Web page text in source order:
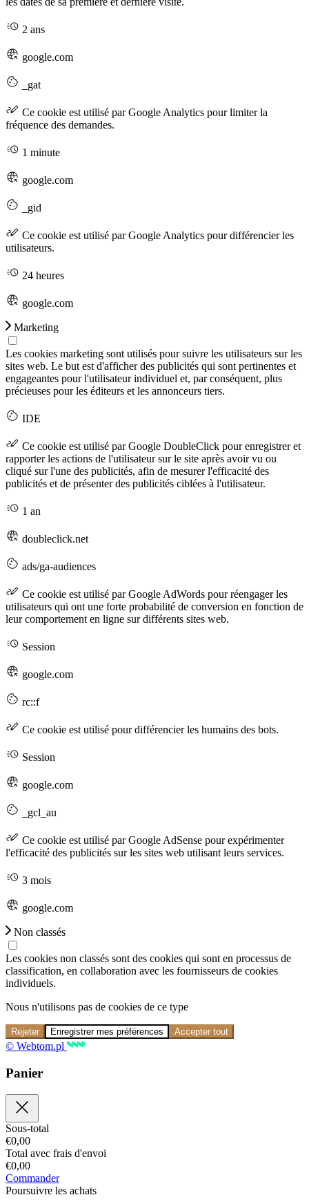
2 ans
google.com
_gat
Ce cookie est utilisé par Google Analytics pour limiter la
fréquence des demandes.
1 minute
google.com
_gid
Ce cookie est utilisé par Google Analytics pour différencier les
utilisateurs.
24 heures
google.com
Marketing
Les cookies marketing sont utilisés pour suivre les utilisateurs sur les
sites web. Le but est d'afficher des publicités qui sont pertinentes et
engageantes pour l'utilisateur individuel et, par conséquent, plus
précieuses pour les éditeurs et les annonceurs tiers.
IDE
Ce cookie est utilisé par Google DoubleClick pour enregistrer et
rapporter les actions de l'utilisateur sur le site après avoir vu ou
cliqué sur l'une des publicités, afin de mesurer l'efficacité des
publicités et de présenter des publicités ciblées à l'utilisateur.
1 an
doubleclick.net
ads/ga-audiences
Ce cookie est utilisé par Google AdWords pour réengager les
utilisateurs qui ont une forte probabilité de conversion en fonction de
leur comportement en ligne sur différents sites web.
Session
google.com
rc::f
Ce cookie est utilisé pour différencier les humains des bots.
Session
google.com
_gcl_au
Ce cookie est utilisé par Google AdSense pour expérimenter
l'efficacité des publicités sur les sites web utilisant leurs services.
3 mois
google.com
Non classés
Les cookies non classés sont des cookies qui sont en processus de
classification, en collaboration avec les fournisseurs de cookies
individuels.
Nous n'utilisons pas de cookies de ce type
Rejeter Enregistrer mes préférences Accepter tout
© Webtom.pl
Panier
Sous-total
€0,00
Total avec frais d'envoi
€0,00
Commander
Poursuivre les achats